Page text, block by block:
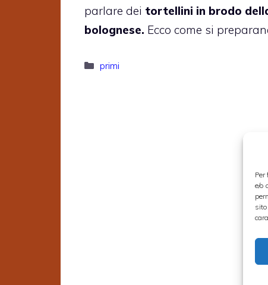
e/o
parlare dei tortellini in brodo
bolognese. Ecco come si
Categorie
primi